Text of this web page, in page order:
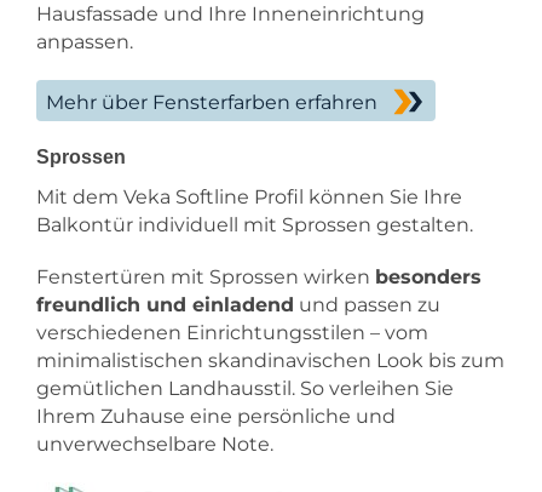
Hausfassade und Ihre Inneneinrichtung
anpassen.
Mehr über Fensterfarben erfahren
Sprossen
Mit dem Veka Softline Profil können Sie Ihre
Balkontür individuell mit Sprossen gestalten.
Fenstertüren mit Sprossen wirken besonders
freundlich und einladend und passen zu
verschiedenen Einrichtungsstilen – vom
minimalistischen skandinavischen Look bis zum
gemütlichen Landhausstil. So verleihen Sie
Ihrem Zuhause eine persönliche und
unverwechselbare Note.